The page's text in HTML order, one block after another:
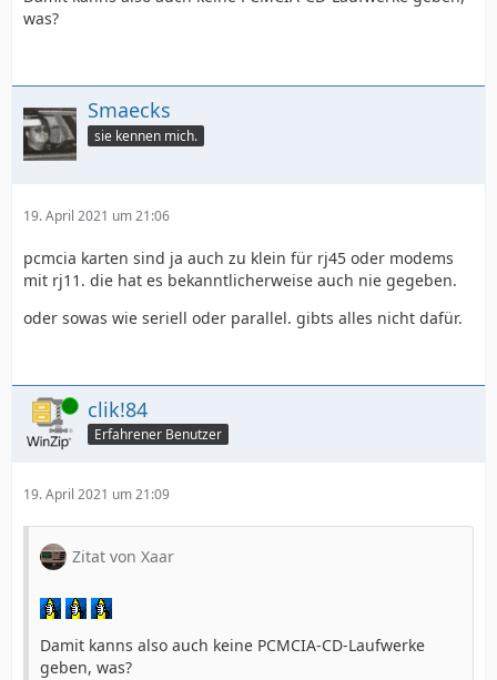
was?
Smaecks
sie kennen mich.
19. April 2021 um 21:06
pcmcia karten sind ja auch zu klein für rj45 oder modems
mit rj11. die hat es bekanntlicherweise auch nie gegeben.
oder sowas wie seriell oder parallel. gibts alles nicht dafür.
Online clik!84
Erfahrener Benutzer
19. April 2021 um 21:09
Zitat von Xaar
Damit kanns also auch keine PCMCIA-CD-Laufwerke
geben, was?